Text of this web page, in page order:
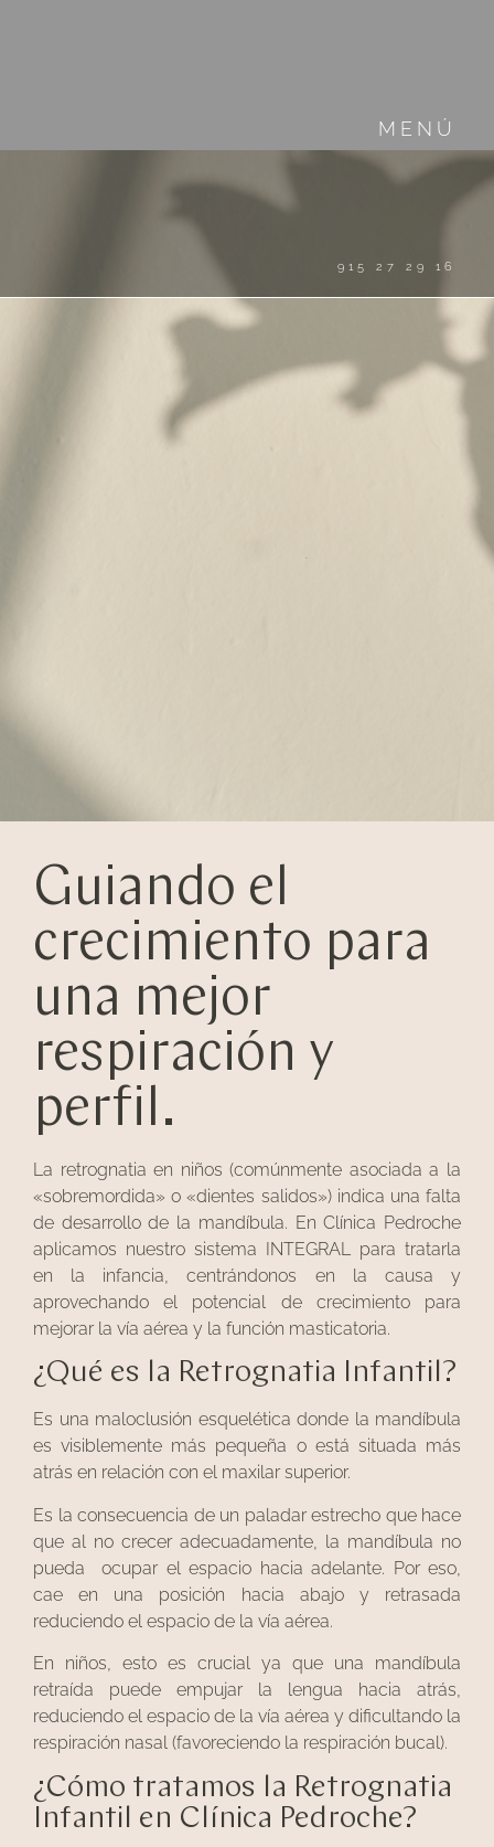
MENÚ
915 27 29 16
Guiando el
crecimiento para
una mejor
respiración y
perfil.
La retrognatia en niños (comúnmente asociada a la
«sobremordida» o «dientes salidos») indica una falta
de desarrollo de la mandíbula. En Clínica Pedroche
aplicamos nuestro sistema INTEGRAL para tratarla
en la infancia, centrándonos en la causa y
aprovechando el potencial de crecimiento para
mejorar la vía aérea y la función masticatoria.
¿Qué es la Retrognatia Infantil?
Es una maloclusión esquelética donde la mandíbula
es visiblemente más pequeña o está situada más
atrás en relación con el maxilar superior.
Es la consecuencia de un paladar estrecho que hace
que al no crecer adecuadamente, la mandíbula no
pueda ocupar el espacio hacia adelante. Por eso,
cae en una posición hacia abajo y retrasada
reduciendo el espacio de la vía aérea.
En niños, esto es crucial ya que una mandíbula
retraída puede empujar la lengua hacia atrás,
reduciendo el espacio de la vía aérea y dificultando la
respiración nasal (favoreciendo la respiración bucal).
¿Cómo tratamos la Retrognatia
Infantil en Clínica Pedroche?